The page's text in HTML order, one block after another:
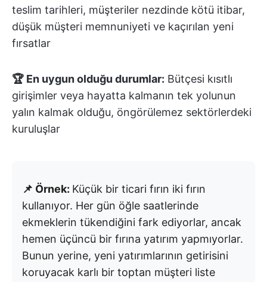
teslim tarihleri, müşteriler nezdinde kötü itibar,
düşük müşteri memnuniyeti ve kaçırılan yeni
fırsatlar
🏆 En uygun olduğu durumlar: Bütçesi kısıtlı
girişimler veya hayatta kalmanın tek yolunun
yalın kalmak olduğu, öngörülemez sektörlerdeki
kuruluşlar
📌 Örnek: Küçük bir ticari fırın iki fırın
kullanıyor. Her gün öğle saatlerinde
ekmeklerin tükendiğini fark ediyorlar, ancak
hemen üçüncü bir fırına yatırım yapmıyorlar.
Bunun yerine, yeni yatırımlarının getirisini
koruyacak karlı bir toptan müşteri liste